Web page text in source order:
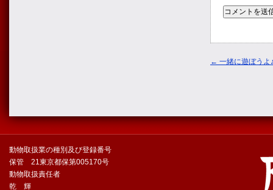
← 一緒に遊ぼうよ
動物取扱業の種別及び登録番号
保管 21東京都保第005170号
動物取扱責任者
乾 輝